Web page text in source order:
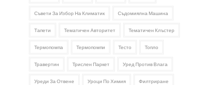
Съвети За Избор На Климатик Съдомиялна Машина
Тапети Тематичен Авторитет Тематичен Клъстер
Термопомпа Термопомпи Тесто Топло
Травертин Трислен Паркет Уред Против Влага
Уреди За Отвене Уроци По Химия Филтриране